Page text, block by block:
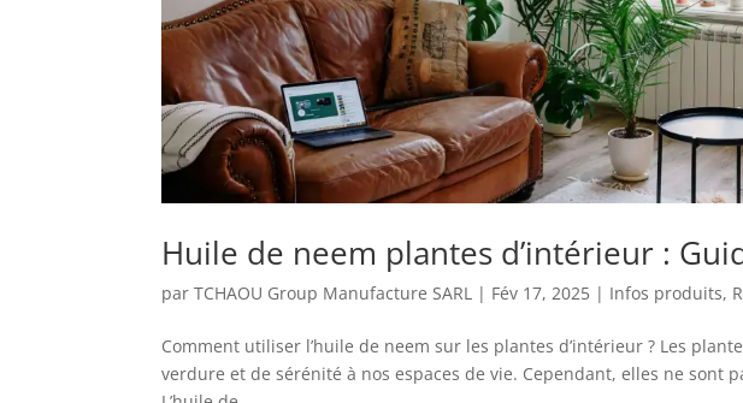
Huile de neem plantes d’intérieur :
parTCHAOU Group Manufacture SARL | Fév 17, 2025 | Infos produits,
Comment utiliser l’huile de neem sur les plantes d’intérieur ? Les
verdure et de sérénité à nos espaces de vie. Cependant, elles ne sont